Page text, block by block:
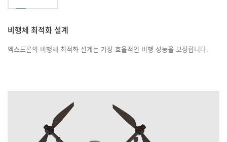
비행체 최적화 설계
엑스드론의 비행체 최적화 설계는 가장 효율적인 비행 성능을 보장합니다.